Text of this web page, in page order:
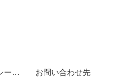
プライバシーポリシー・免責事項 お問い合わせ先